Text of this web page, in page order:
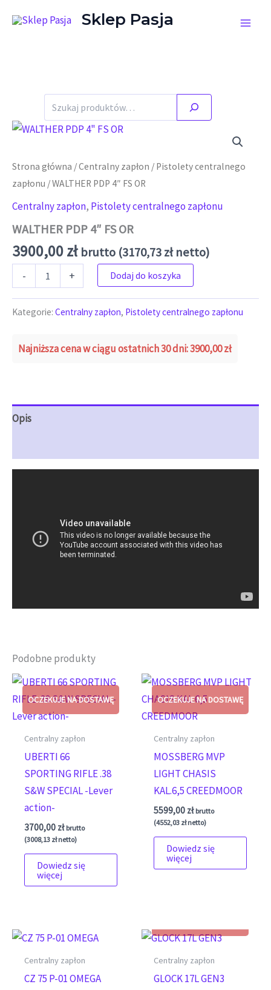
Sklep Pasja
Strona główna /Centralny zapłon / Pistolety centralnego
zapłonu / WALTHER PDP 4″ FS OR
Centralny zapłon, Pistolety centralnego zapłonu
WALTHER PDP 4″ FS OR
3900,00zł brutto (3170,73złnetto)
-
ilość WALTHER PDP 4" FS OR
+ Dodaj do koszyka
Kategorie: Centralny zapłon, Pistolety centralnego zapłonu
Najniższa cena w ciągu ostatnich 30 dni:3900,00zł
Opis
Podobne produkty
Centralny zapłon
UBERTI 66
SPORTING RIFLE .38
S&W SPECIAL -Lever
action-
3700,00 zł brutto
(3008,13 złnetto)
Dowiedz się
więcej
Centralny zapłon
MOSSBERG MVP
LIGHT CHASIS
KAL.6,5 CREEDMOOR
5599,00 zł brutto
(4552,03 złnetto)
Dowiedz się
więcej
Centralny zapłon
CZ 75 P-01 OMEGA
Centralny zapłon
GLOCK 17L GEN3